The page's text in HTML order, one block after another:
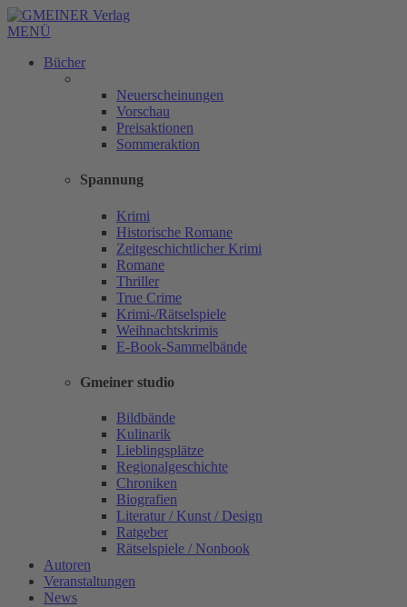
MENÜ
Bücher
Neuerscheinungen
Vorschau
Preisaktionen
Sommeraktion
Spannung
Krimi
Historische Romane
Zeitgeschichtlicher Krimi
Romane
Thriller
True Crime
Krimi-/Rätselspiele
Weihnachtskrimis
E-Book-Sammelbände
Gmeiner studio
Bildbände
Kulinarik
Lieblingsplätze
Regionalgeschichte
Chroniken
Biografien
Literatur / Kunst / Design
Ratgeber
Rätselspiele / Nonbook
Autoren
Veranstaltungen
News